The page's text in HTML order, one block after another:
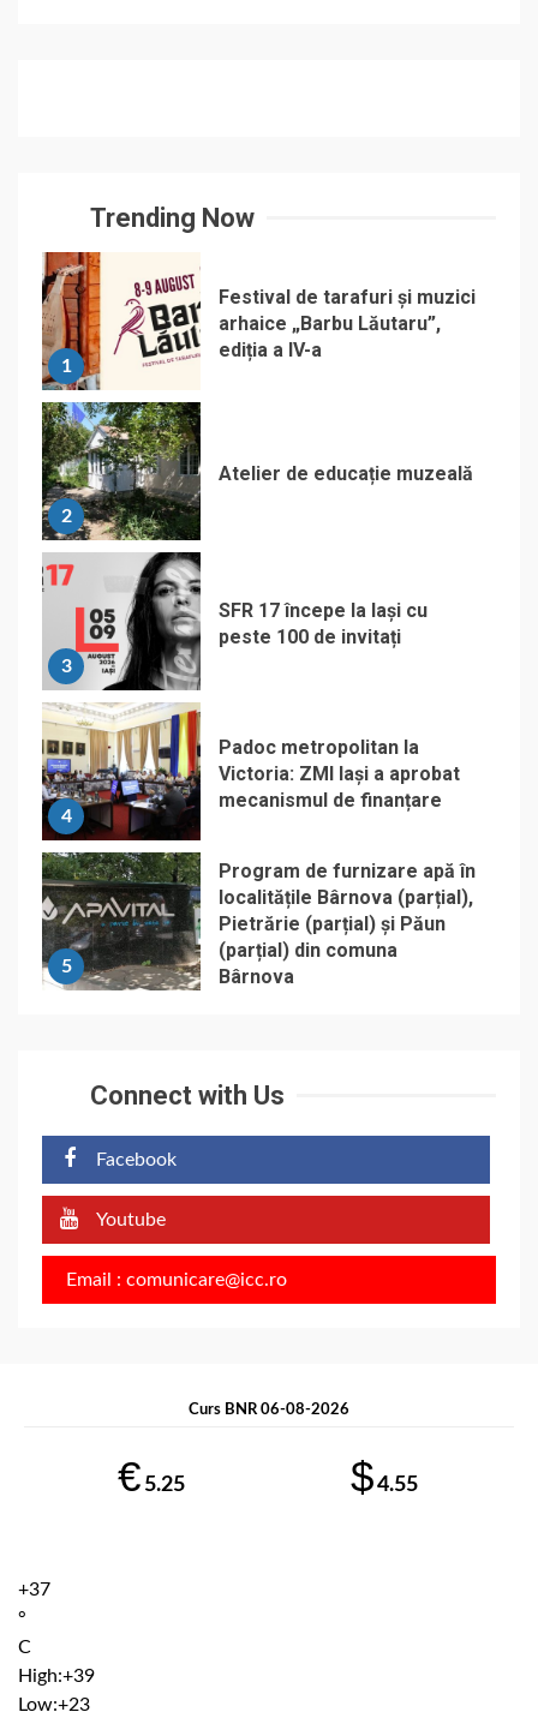
Trending Now
1
Festival de tarafuri și muzici
arhaice „Barbu Lăutaru”,
ediția a IV-a
2
Atelier de educație muzeală
3
SFR 17 începe la Iași cu
peste 100 de invitați
4
Padoc metropolitan la
Victoria: ZMI Iași a aprobat
mecanismul de finanțare
5
Program de furnizare apă în
localitățile Bârnova (parțial),
Pietrărie (parțial) și Păun
(parțial) din comuna
Bârnova
Connect with Us
Facebook
Youtube
Email : comunicare@icc.ro
Curs BNR 06-08-2026
€ 5.25 $4.55
+37
°
C
High:+39
Low:+23